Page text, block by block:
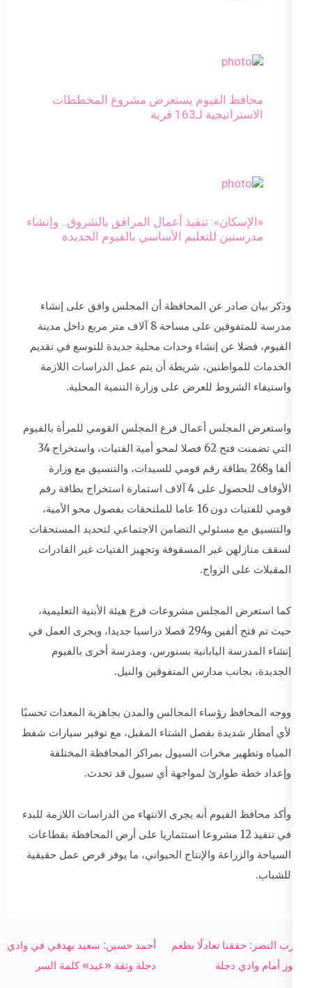
محافظ الفيوم يستعرض مشروع المخططات
الاستراتيجية لـ163 قرية
«الإسكان»: تنفيذ أعمال المرافق بالشروق.. وإنشاء
مدرستين للتعليم الأساسي بالفيوم الجديدة
وذكر بيان صادر عن المحافظة أن المجلس وافق على إنشاء
مدرسة للمتفوقين على مساحة 8 آلاف متر مربع داخل مدينة
الفيوم، فضلا عن إنشاء وحدات محلية جديدة للتوسع في تقديم
الخدمات للمواطنين، شريطة أن يتم عمل الدراسات اللازمة
واستيفاء الشروط للعرض على وزارة التنمية المحلية.
واستعرض المجلس أعمال فرع المجلس القومي للمرأة بالفيوم
التي تضمنت فتح 62 فصلا لمحو أمية الفتيات، واستخراج 34
ألفا و268 بطاقة رقم قومي للسيدات، والتنسيق مع وزارة
الأوقاف للحصول على 4 آلاف استمارة استخراج بطاقة رقم
قومي للفتيات دون 16 عاما للملتحقات بفصول محو الأمية،
والتنسيق مع مسئولي التضامن الاجتماعي لتحديد المستحقات
لسقف منازلهن غير المسقوفة وتجهيز الفتيات غير القادرات
المقبلات على الزواج.
كما استعرض المجلس مشروعات فرع هيئة الأبنية التعليمية،
حيث تم فتح ألفين و294 فصلا دراسيا جديدا، ويجرى العمل في
إنشاء المدرسة اليابانية بسنورس، ومدرسة أخرى بالفيوم
الجديدة، بجانب مدارس المتفوقين والنيل.
ووجه المحافظ رؤساء المجالس والمدن بجاهزية المعدات تحسبًا
لأي أمطار شديدة بفصل الشتاء المقبل، مع توفير سيارات شفط
المياه وتطهير مخرات السيول بمراكز المحافظة المختلفة
وإعداد خطة طوارئ لمواجهة أي سيول قد تحدث.
وأكد محافظ الفيوم أنه يجرى الانتهاء من الدراسات اللازمة للبدء
في تنفيذ 12 مشروعا استثماريا على أرض المحافظة بقطاعات
السياحة والزراعة والإنتاج الحيواني، ما يوفر فرص عمل حقيقية
للشباب.
Post
navigation
أحمد حسين: سعيد بهدفي في وادي
دجلة وثقة «عيد» كلمة السر
مدرب النصر: حققنا تعادلًا بطعم
الفوز أمام وادي دجلة